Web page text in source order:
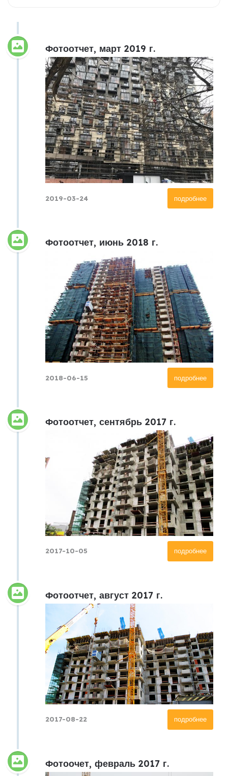
Фотоотчет, март 2019 г.
подробнее
2019-03-24
Фотоотчет, июнь 2018 г.
подробнее
2018-06-15
Фотоотчет, сентябрь 2017 г.
подробнее
2017-10-05
Фотоотчет, август 2017 г.
подробнее
2017-08-22
Фотоочет, февраль 2017 г.